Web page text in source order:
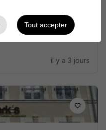
1 mois
il y a 3 jours
Tout accepter